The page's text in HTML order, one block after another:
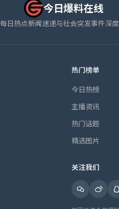
今日爆料在线
日热点新闻速递与社会突发事件深
热门榜单
今日热榜
主播资讯
热门话题
精选图片
关注我们